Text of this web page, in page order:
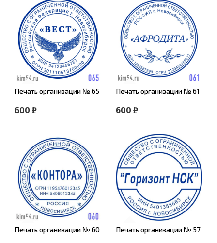
Печать организации № 65
600 ₽
Печать организации № 61
600 ₽
Печать организации № 60 Печать организации № 57